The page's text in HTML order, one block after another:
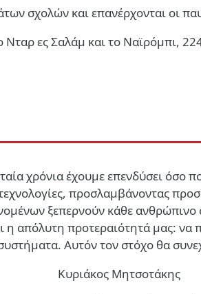
σχολών και επανέρχονται οι
ες Σαλάμ και το Ναϊρόμπι, 224
χρόνια έχουμε επενδύσει
προσλαμβάνοντας
ξεπερνούν κάθε ανθρώπινο
η απόλυτη προτεραιότητά μας:
Αυτόν τον στόχο θα
Κυριάκος Μητσοτάκης